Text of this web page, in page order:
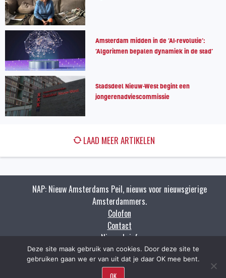
Amsterdam midden in de ‘AI-revolutie’:
‘Algoritmen bepalen dynamiek in de stad’
Stadsdeel Nieuw-West begint een
jongerenadviescommissie
LAAD MEER ARTIKELEN
NAP: Nieuw Amsterdams Peil, nieuws voor nieuwsgierige
Amsterdammers.
Colofon
Contact
Nieuwsbrief
Zoeken
Deze site maak gebruik van cookies. Door deze site te
gebruiken gaan we er van uit dat je daar OK mee bent.
OK